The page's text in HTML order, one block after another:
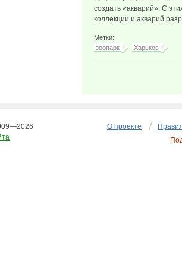
создать «акварий». С
коллекции и акварий
Метки:
зоопарк
Харьков
О проекте